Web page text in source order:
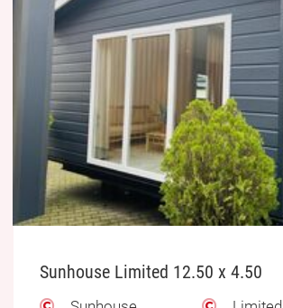
Sunhouse Limited 12.50 x 4.50